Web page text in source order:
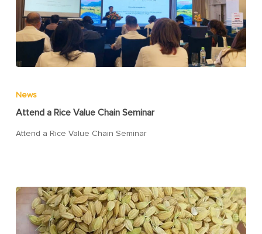
News
Attend a Rice Value Chain Seminar
Attend a Rice Value Chain Seminar